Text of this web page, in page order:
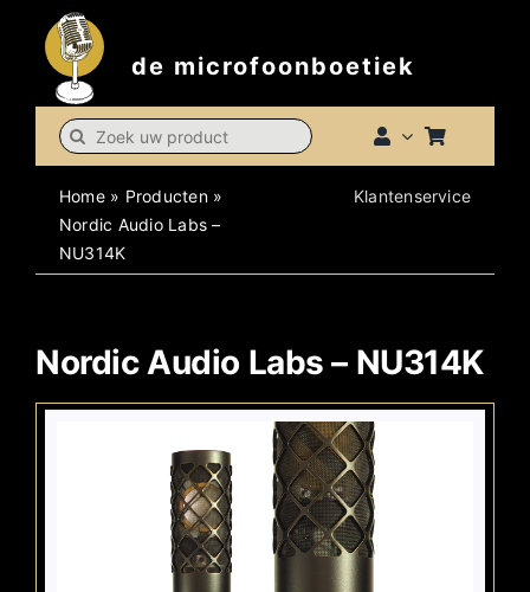
content
de microfoonboetiek
Search
for:
Home» Producten»
Nordic Audio Labs –
NU314K
Klantenservice
Nordic Audio Labs – NU314K